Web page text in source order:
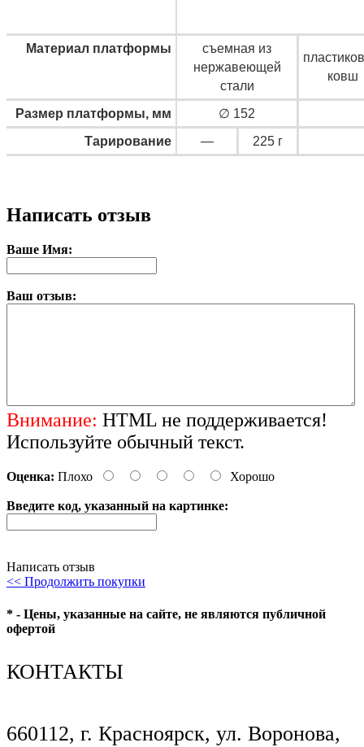
Материал платформы
съемная из
нержавеющей
стали
ковш
Размер платформы, мм
∅ 152
Тарирование
— 225 г
Написать отзыв
Ваше Имя:
Ваш отзыв:
Внимание: HTML не поддерживается!
Используйте обычный текст.
Оценка: Плохо Хорошо
Введите код, указанный на картинке:
Написать отзыв
<< Продолжить покупки
* - Цены, указанные на сайте, не являются публичной
офертой
КОНТАКТЫ
660112, г. Красноярск, ул. Воронова,